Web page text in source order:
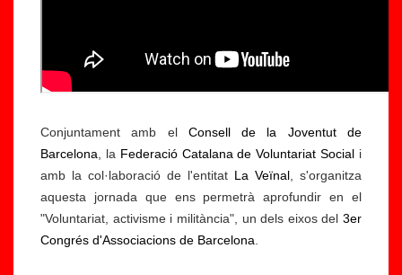
Conjuntament amb el Consell de la Joventut de
Barcelona , la Federació Catalana de Voluntariat Social i
amb la col·laboració de l'entitat La Veïnal , s'organitza
aquesta jornada que ens permetrà aprofundir en el
"Voluntariat, activisme i militància", un dels eixos del 3er
Congrés d'Associacions de Barcelona